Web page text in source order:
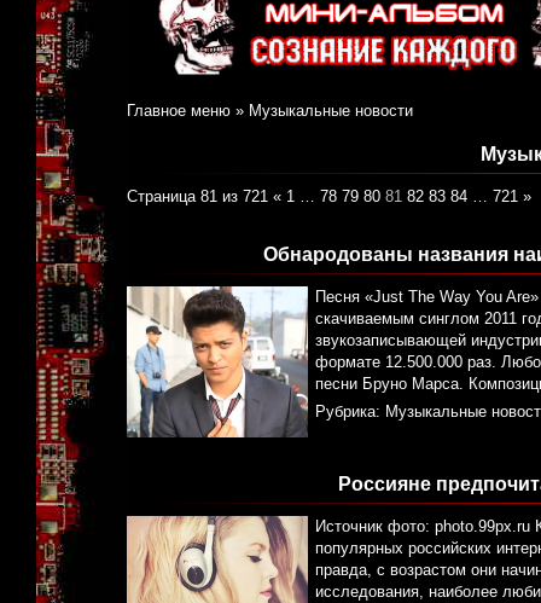
Главное меню » Музыкальные новости
Страница 81 из 721 « 1 … 78 79 80 81 82 83 84 … 721 »
Обнародованы названия
Песня «Just The Way You
скачиваемым синглом 2011
звукозаписывающей
формате 12.500.000 раз.
песни Бруно Марса.
Рубрика: Музыкальные
Россияне
Источник фото: photo.99px.ru
популярных российских
правда, с возрастом они
исследования, наиболее